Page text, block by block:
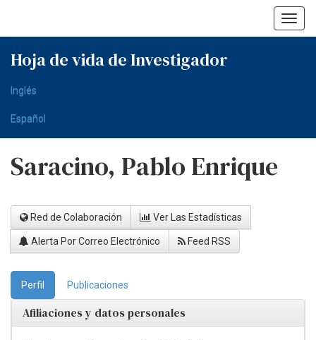
Hoja de vida de Investigador
Inglés
Español
Saracino, Pablo Enrique
Red de Colaboración Ver Las Estadísticas
Alerta Por Correo Electrónico Feed RSS
Perfil Publicaciones
Afiliaciones y datos personales